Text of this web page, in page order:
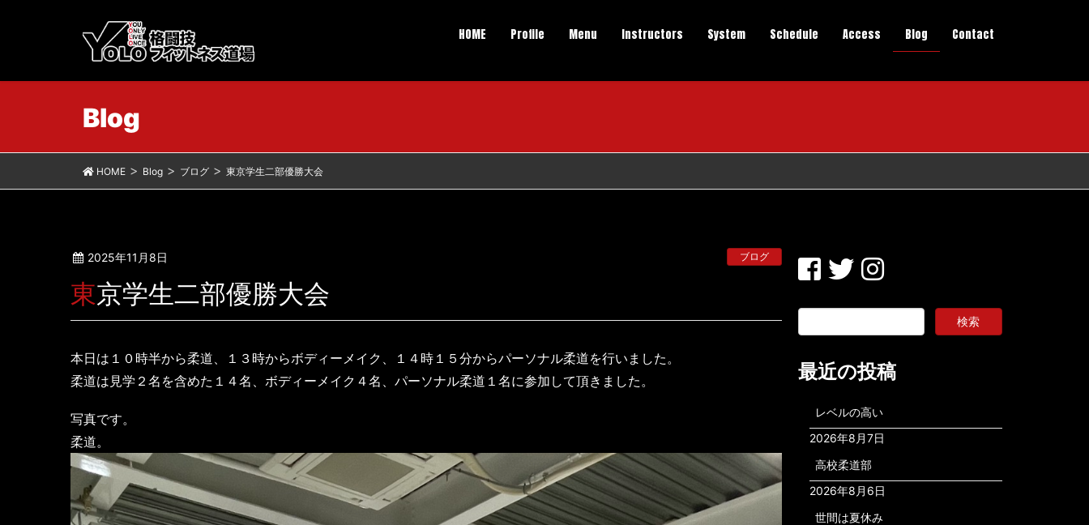
HOME Profile Menu Instructors System Schedule Access Blog Contact
Blog
HOME Blog ブログ 東京学生二部優勝大会
2025年11月8日 ブログ
東京学生二部優勝大会
本日は１０時半から柔道、１３時からボディーメイク、１４時１５分からパーソナル柔道を行いました。
柔道は見学２名を含めた１４名、ボディーメイク４名、パーソナル柔道１名に参加して頂きました。
写真です。
柔道。
最近の投稿
レベルの高い
2026年8月7日
高校柔道部
2026年8月6日
世間は夏休み